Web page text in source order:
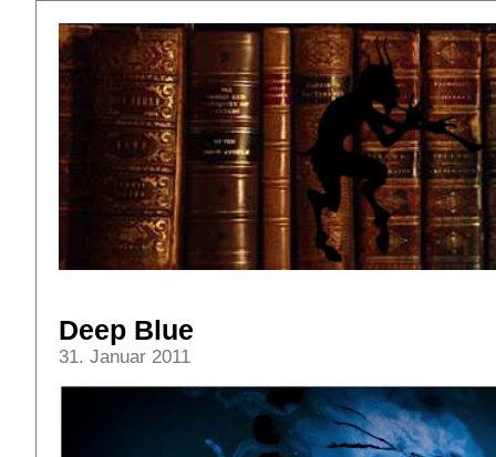
Deep Blue
31. Januar 2011